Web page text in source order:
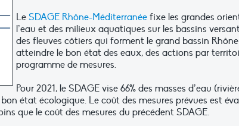
LeSDAGE Rhône-Méditerranéefixe les grandes
l’eau et des milieux aquatiques sur les bassins
des fleuves côtiers qui forment le grand bassin
atteindre le bon état des eaux, des actions par
programme de mesures.
Pour 2021, le SDAGE vise 66% des masses d’eau
état écologique. Le coût des mesures prévues est
que le coût des mesures du précédent SDAGE.